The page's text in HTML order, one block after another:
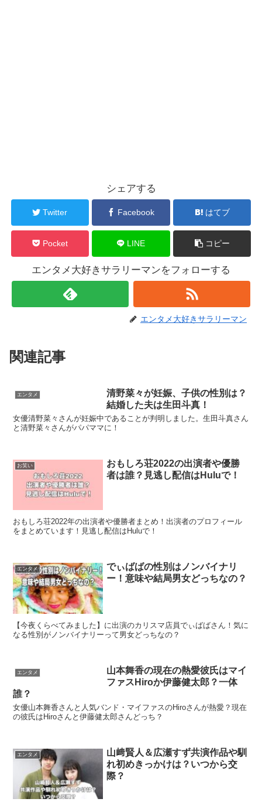
シェアする
Twitter Facebook はてブ
Pocket LINE コピー
エンタメ大好きサラリーマンをフォローする
エンタメ大好きサラリーマン
関連記事
エンタメ
清野菜々が妊娠、子供の性別は？
結婚した夫は生田斗真！
女優清野菜々さんが妊娠中であることが判明しました。生田斗真さん
と清野菜々さんがパパママに！
お笑い
おもしろ荘2022の出演者や優勝
者は誰？見逃し配信はHuluで！
おもしろ荘2022年の出演者や優勝者まとめ！出演者のプロフィール
をまとめています！見逃し配信はHuluで！
エンタメ
でぃばばの性別はノンバイナリ
ー！意味や結局男女どっちなの？
【今夜くらべてみました】に出演のカリスマ店員でぃばばさん！気に
なる性別がノンバイナリーって男女どっちなの？
エンタメ
山本舞香の現在の熱愛彼氏はマイ
ファスHiroか伊藤健太郎？一体
誰？
女優山本舞香さんと人気バンド・マイファスのHiroさんが熱愛？現在
の彼氏はHiroさんと伊藤健太郎さんどっち？
エンタメ
山﨑賢人＆広瀬すず共演作品や馴
れ初めきっかけは？いつから交
際？